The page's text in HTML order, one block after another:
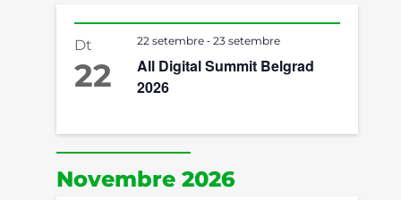
Dt
22
All Digital Summit Belgrad
2026
22 setembre -23 setembre
Novembre 2026